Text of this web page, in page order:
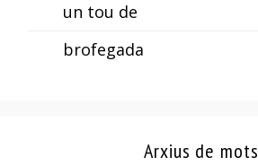
un tou de
brofegada
Arxius de mots